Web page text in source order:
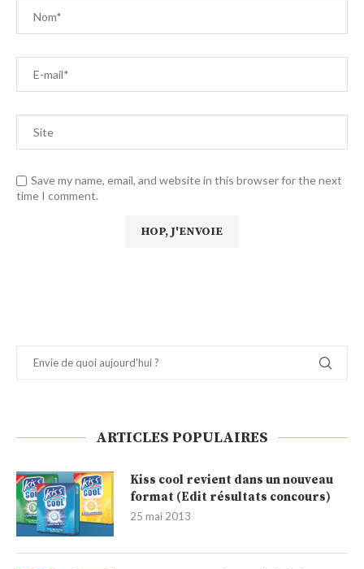
Save my name, email, and website in this browser for the next
time I comment.
ARTICLES POPULAIRES
Kiss cool revient dans un nouveau
format (Edit résultats concours)
25 mai 2013